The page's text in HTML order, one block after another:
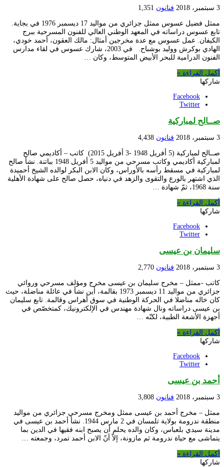
3 سبتمبر، 2018 فنانون 1,351
ممثل فضيل عسوس ممثل جزائري من مواليد 17 ديسمبر 1976 في بجاية.
تابع عسوس دراساته في المعهد الوطني العالي للفنون المسرحية ببرج
الكيفان. عمل عسوس مع عدة مخرجين أمثال: مالك العقون، أحمد خودي،
الهادي بوكرش ووليد بوشباح. في 2003، شارك عسوس في لقاء مدارس
الفنون الدرامية للبحر الأبيض المتوسط، وكان …
أكمل القراءة »
شاركها
Facebook
Twitter
صــالح لمباركية
3 سبتمبر، 2018 فنانون 4,438
صــالح لمباركية (5 أفريل 1948 -3 أفريل 2015) كاتب – أكاديمي صالح
لمباركية أكاديمي وكاتب مسرحي من مواليد 5 أفريل 1948 بباتنة. نشأ صالح
لمباركية في مسقط رأسه بالأوراس، وكان الابن البكر لوالده الشيخ أحميدة
الذي اشتهر بالورع والتقوى والزهد في دنياه، حصل صالح على شهادة الأهلية
سنة 1968، ثمّ شهادة …
أكمل القراءة »
شاركها
Facebook
Twitter
سليمان بن عيسى
3 سبتمبر، 2018 فنانون 2,770
كاتب -ممثل – مخرج سليمان بن عيسى مخرج ومؤلف مسرحي وروائي
جزائري من مواليد 11 ديسمبر 1973 بقالمة، أين نشأ في عائلة مناضلة، حيث
كان خاله مناضلا في الحركة الوطنية في سوق أهراس وقالمة. تابع سليمان
بن عيسى دراساته ونال شهادة مهندس في الإلكترونيك، كمتخصّص في
أجهزة الأشعة الطبية، لكنّه …
أكمل القراءة »
شاركها
Facebook
Twitter
أحمد بن عيسى
3 سبتمبر، 2018 فنانون 3,808
ممثل – مخرج أحمد بن عيسى ممثل ومخرج مسرحي جزائري من مواليد
منطقة ندرومة بولاية تلمسان في 2 مارس 1944. نشأ أحمد بن عيسى في
مدينة سيدي بلعباس، وكان والده يحلم أن يصبح ابنه فقيها في الدين بما
يتماشى مع حياة ندرومة ثم مازونة، إلاّ أنّ الابن أحمد تمرد، وجمعته …
أكمل القراءة »
شاركها